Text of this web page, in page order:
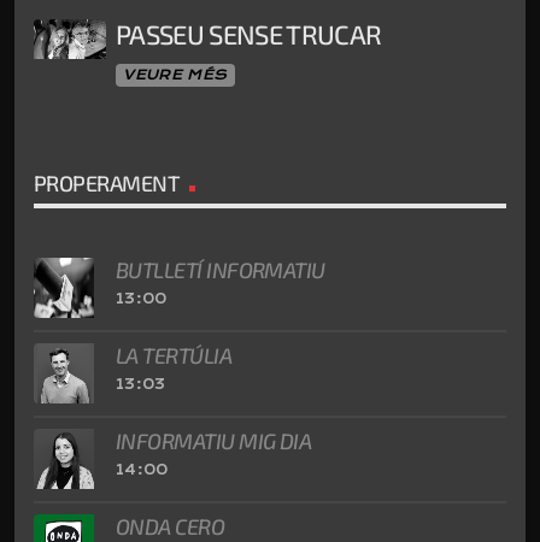
PASSEU SENSE TRUCAR
VEURE MÉS
PROPERAMENT
BUTLLETÍ INFORMATIU
13:00
LA TERTÚLIA
13:03
INFORMATIU MIG DIA
14:00
ONDA CERO